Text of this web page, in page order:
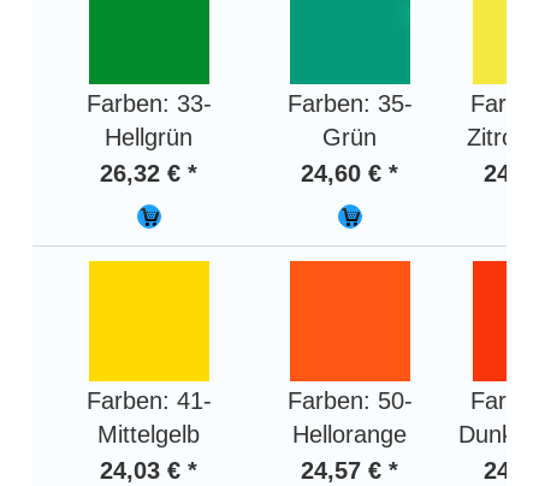
Farben: 33-
Hellgrün
26,32 € *
Farben: 35-
Grün
24,60 € *
Farben: 41-
Mittelgelb
24,03 € *
Farben: 50-
Hellorange
24,57 € *